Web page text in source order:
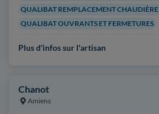
QUALIBAT REMPLACEMENT CHAUDIÈRE
QUALIBAT OUVRANTS ET FERMETURES
Plus d'infos sur l'artisan
Chanot
Amiens